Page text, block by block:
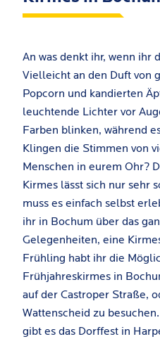
An was denkt ihr, wenn ihr
Vielleicht an den Duft von
Popcorn und kandierten
leuchtende Lichter vor
Farben blinken, während
Klingen die Stimmen von
Menschen in eurem Ohr?
Kirmes lässt sich nur sehr
muss es einfach selbst
ihr in Bochum über das
Gelegenheiten, eine
Frühling habt ihr die
Frühjahreskirmes in
auf der Castroper Straße,
Wattenscheid zu
gibt es das Dorffest in